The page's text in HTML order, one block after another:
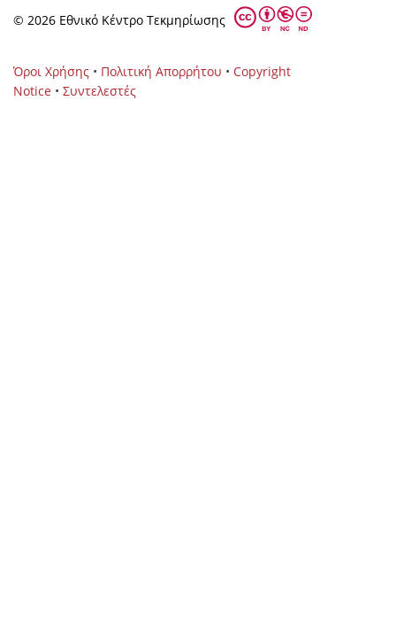
© 2026 Eθνικό Κέντρο Τεκμηρίωσης
Όροι Χρήσης • Πολιτική Απορρήτου • Copyright
Notice • Συντελεστές